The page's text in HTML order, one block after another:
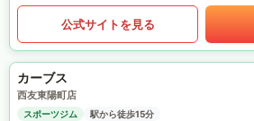
公式サイトを見る
カーブス
西友東陽町店
スポーツジム
駅から徒歩15分